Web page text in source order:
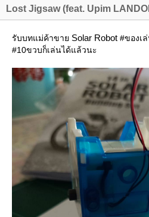
Lost Jigsaw (feat. Upim
รับบทแม่ค้าขา Solar Robot #ของเ
#10ขวบก็เล่นได้แล้วนะ